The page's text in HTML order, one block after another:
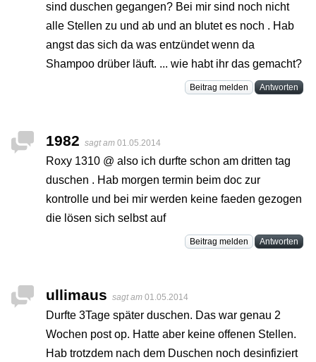
sind duschen gegangen? Bei mir sind noch nicht
alle Stellen zu und ab und an blutet es noch . Hab
angst das sich da was entzündet wenn da
Shampoo drüber läuft. ... wie habt ihr das gemacht?
Beitrag melden Antworten
1982 sagt am 01.05.2014
Roxy 1310 @ also ich durfte schon am dritten tag
duschen . Hab morgen termin beim doc zur
kontrolle und bei mir werden keine faeden gezogen
die lösen sich selbst auf
Beitrag melden Antworten
ullimaus sagt am 01.05.2014
Durfte 3Tage später duschen. Das war genau 2
Wochen post op. Hatte aber keine offenen Stellen.
Hab trotzdem nach dem Duschen noch desinfiziert